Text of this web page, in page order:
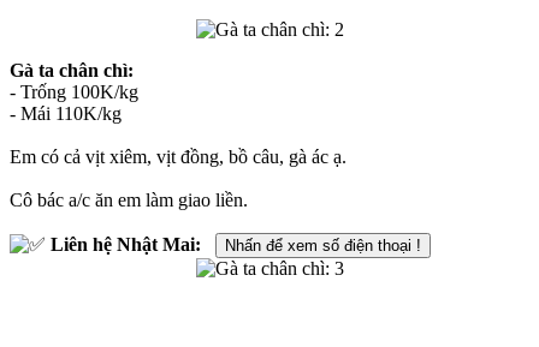
Gà ta chân chì:
- Trống 100K/kg
- Mái 110K/kg
Em có cả vịt xiêm, vịt đồng, bồ câu, gà ác ạ.
Cô bác a/c ăn em làm giao liền.
Liên hệ Nhật Mai: Nhấn để xem số điện thoại !